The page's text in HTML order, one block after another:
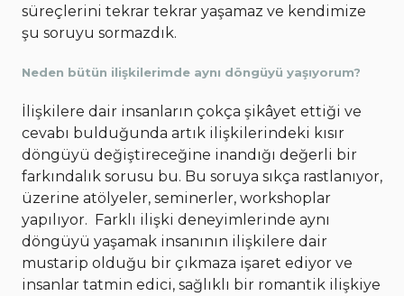
süreçlerini tekrar tekrar yaşamaz ve kendimize
şu soruyu sormazdık.
Neden bütün ilişkilerimde aynı döngüyü yaşıyorum?
İlişkilere dair insanların çokça şikâyet ettiği ve
cevabı bulduğunda artık ilişkilerindeki kısır
döngüyü değiştireceğine inandığı değerli bir
farkındalık sorusu bu. Bu soruya sıkça rastlanıyor,
üzerine atölyeler, seminerler, workshoplar
yapılıyor. Farklı ilişki deneyimlerinde aynı
döngüyü yaşamak insanının ilişkilere dair
mustarip olduğu bir çıkmaza işaret ediyor ve
insanlar tatmin edici, sağlıklı bir romantik ilişkiye